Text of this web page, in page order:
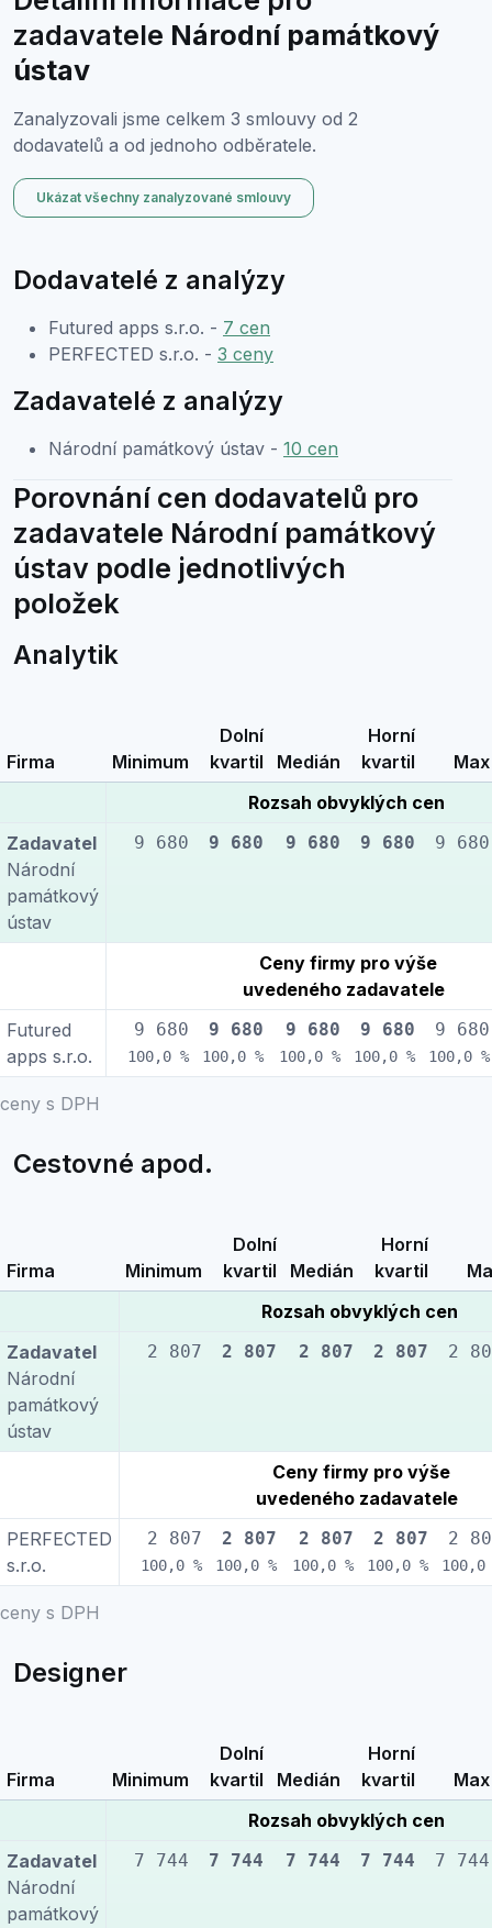
zadavatele Národní památkový
ústav
Zanalyzovali jsme celkem 3 smlouvy od 2
dodavatelů a od jednoho odběratele.
Ukázat všechny zanalyzované smlouvy
Dodavatelé z analýzy
Futured apps s.r.o. - 7 cen
PERFECTED s.r.o. - 3 ceny
Zadavatelé z analýzy
Národní památkový ústav - 10 cen
Porovnání cen dodavatelů pro
zadavatele Národní památkový
ústav podle jednotlivých
položek
Analytik
ceny s DPH
Firma Minimum
Dolní
kvartil
Medián
Horní
kvartil
Max
Rozsah obvyklých cen
Zadavatel
Národní
památkový
ústav
9 680 9 680 9 680 9 680 9 680
Ceny firmy pro výše
uvedeného zadavatele
Futured
apps s.r.o.
9 680
100,0 %
9 680
100,0 %
9 680
100,0 %
9 680
100,0 %
9 680
100,0 %
Cestovné apod.
ceny s DPH
Firma Minimum
Dolní
kvartil
Medián
Horní
kvartil
Rozsah obvyklých cen
Zadavatel
Národní
památkový
ústav
2 807 2 807 2 807 2 807 2
Ceny firmy pro výše
uvedeného zadavatele
PERFECTED
s.r.o.
2 807
100,0 %
2 807
100,0 %
2 807
100,0 %
2 807
100,0 %
2
100,0
Designer
Firma Minimum
Dolní
kvartil
Medián
Horní
kvartil
Max
Rozsah obvyklých cen
Zadavatel
Národní
památkový
7 744 7 744 7 744 7 744 7 744